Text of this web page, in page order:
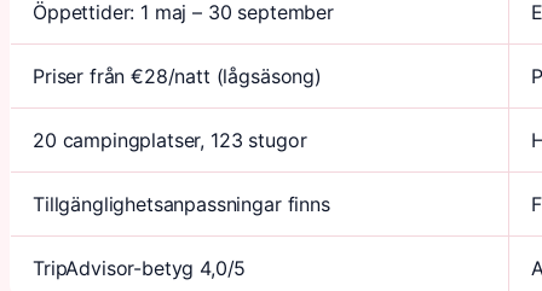
Öppettider: 1 maj – 30 september
Priser från €28/natt (lågsäsong)
20 campingplatser, 123 stugor
Tillgänglighetsanpassningar finns
TripAdvisor-betyg 4,0/5